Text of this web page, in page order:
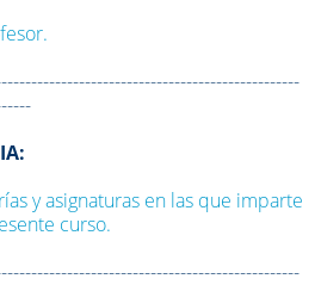
y asignaturas en las que imparte
curso.